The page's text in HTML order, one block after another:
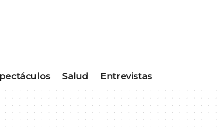
Salud Entrevistas